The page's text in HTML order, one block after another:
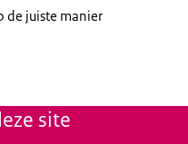
de juiste manier
site